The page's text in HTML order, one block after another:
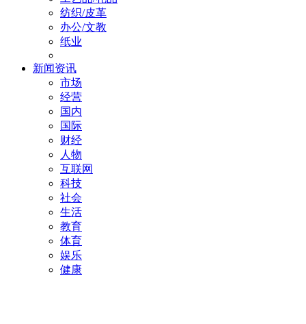
纺织/皮革
办公/文教
纸业
新闻资讯
市场
经营
国内
国际
财经
人物
互联网
科技
社会
生活
教育
体育
娱乐
健康